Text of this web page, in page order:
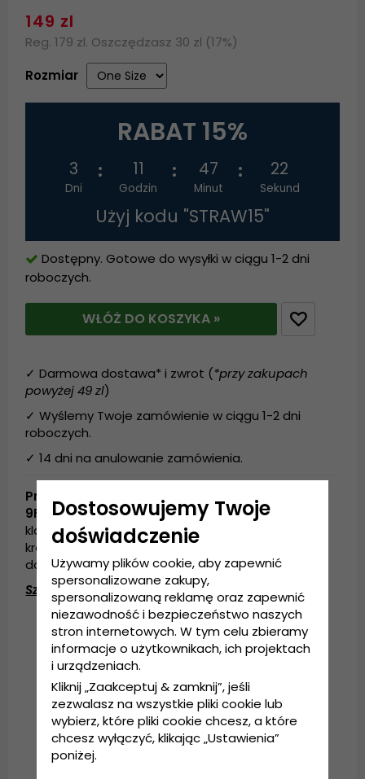
149 zl
Reg. 179 zl. Oszczędzasz 30 zl (17%)
Rozmiar
RABAT 15%
3
Dni
11
Godzin
47
Minut
22
Sekund
Użyj kodu "STRAW15"
Dostępny. Gotowe do wysyłki w ciągu 1-2 dni
roboczych.
WŁÓŻ DO KOSZYKA »
✓ Darmowa dostawa* i zwrot (*przy zakupach
powyżej 49 zl)
✓ Wyślemy Twoje zamówienie w ciągu 1-2 dni
roboczych.
✓ 14 dni na anulowanie zamówienia.
Produktbeskrivning
9FORTY M-Crown –nowoczesna wersja
klasycznego kroju New Era, z nieco wyższą koroną i
krótszym daszkiem, ale tak samo wygodnym
dopasowaniem.
Szczegóły:
Model:9FORTY M-Crown
Liga:NHL
Drużyna:Philadelphia Flyers
Regulowane z tyłu za pomocą:
Materiał:100% poliester
Dostosowujemy Twoje
doświadczenie
Używamy plików cookie, aby zapewnić
spersonalizowane zakupy,
spersonalizowaną reklamę oraz zapewnić
niezawodność i bezpieczeństwo naszych
stron internetowych. W tym celu zbieramy
informacje o użytkownikach, ich projektach
i urządzeniach.
Kliknij „Zaakceptuj & zamknij”, jeśli
zezwalasz na wszystkie pliki cookie lub
wybierz, które pliki cookie chcesz, a które
chcesz wyłączyć, klikając „Ustawienia”
poniżej.